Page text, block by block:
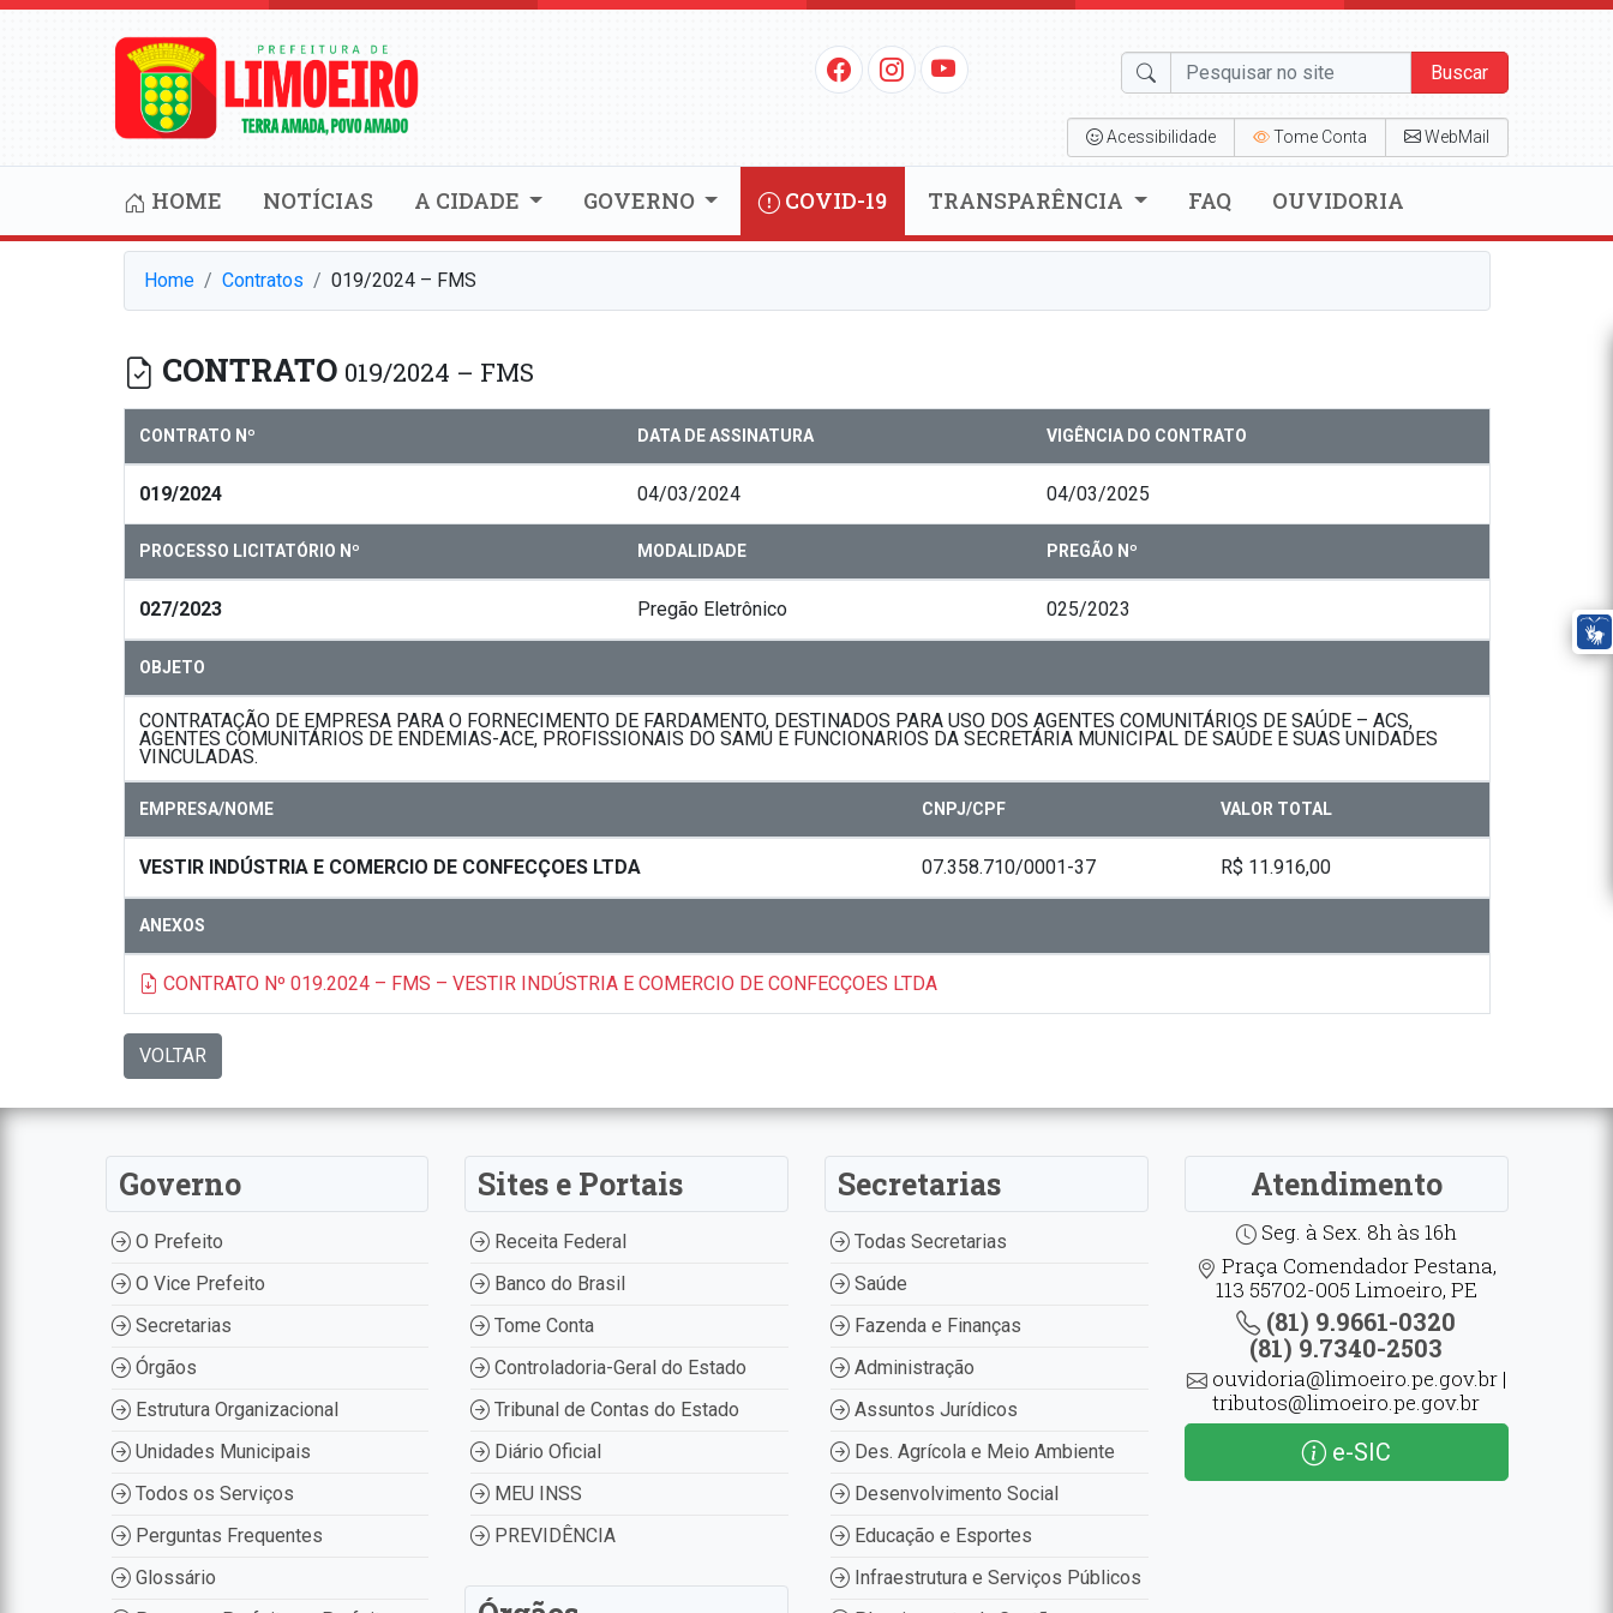
Buscar
Acessibilidade Tome Conta WebMail
HOME NOTÍCIAS A CIDADE GOVERNO COVID-19 TRANSPARÊNCIA FAQ OUVIDORIA
Home Contratos 019/2024 – FMS
CONTRATO 019/2024 – FMS
CONTRATO Nº DATA DE ASSINATURA VIGÊNCIA DO CONTRATO
019/2024 04/03/2024 04/03/2025
PROCESSO LICITATÓRIO Nº MODALIDADE PREGÃO Nº
027/2023 Pregão Eletrônico 025/2023
OBJETO
CONTRATAÇÃO DE EMPRESA PARA O FORNECIMENTO DE FARDAMENTO, DESTINADOS PARA USO DOS AGENTES COMUNITÁRIOS DE SAÚDE – ACS,
AGENTES COMUNITÁRIOS DE ENDEMIAS-ACE, PROFISSIONAIS DO SAMU E FUNCIONARIOS DA SECRETÁRIA MUNICIPAL DE SAÚDE E SUAS UNIDADES
VINCULADAS.
EMPRESA/NOME CNPJ/CPF VALOR TOTAL
VESTIR INDÚSTRIA E COMERCIO DE CONFECÇOES LTDA 07.358.710/0001-37 R$ 11.916,00
ANEXOS
CONTRATO Nº 019.2024 – FMS – VESTIR INDÚSTRIA E COMERCIO DE CONFECÇOES LTDA
VOLTAR
Governo
O Prefeito
O Vice Prefeito
Secretarias
Órgãos
Estrutura Organizacional
Unidades Municipais
Todos os Serviços
Perguntas Frequentes
Glossário
Sites e Portais
Receita Federal
Banco do Brasil
Tome Conta
Controladoria-Geral do Estado
Tribunal de Contas do Estado
Diário Oficial
MEU INSS
PREVIDÊNCIA
Secretarias
Todas Secretarias
Saúde
Fazenda e Finanças
Administração
Assuntos Jurídicos
Des. Agrícola e Meio Ambiente
Desenvolvimento Social
Educação e Esportes
Infraestrutura e Serviços Públicos
Atendimento
Seg. à Sex. 8h às 16h
Praça Comendador Pestana,
113 55702-005 Limoeiro, PE
(81) 9.9661-0320
(81) 9.7340-2503
ouvidoria@limoeiro.pe.gov.br |
tributos@limoeiro.pe.gov.br
e-SIC